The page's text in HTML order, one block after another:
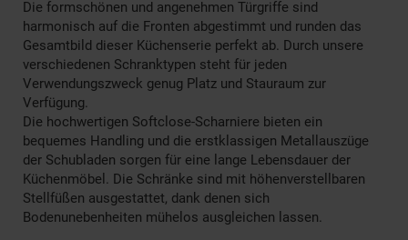
Die formschönen und angenehmen Türgriffe sind
harmonisch auf die Fronten abgestimmt und runden das
Gesamtbild dieser Küchenserie perfekt ab. Durch unsere
verschiedenen Schranktypen steht für jeden
Verwendungszweck genug Platz und Stauraum zur
Verfügung.
Die hochwertigen Softclose-Scharniere bieten ein
bequemes Handling und die erstklassigen Metallauszüge
der Schubladen sorgen für eine lange Lebensdauer der
Küchenmöbel. Die Schränke sind mit höhenverstellbaren
Stellfüßen ausgestattet, dank denen sich
Bodenunebenheiten mühelos ausgleichen lassen.